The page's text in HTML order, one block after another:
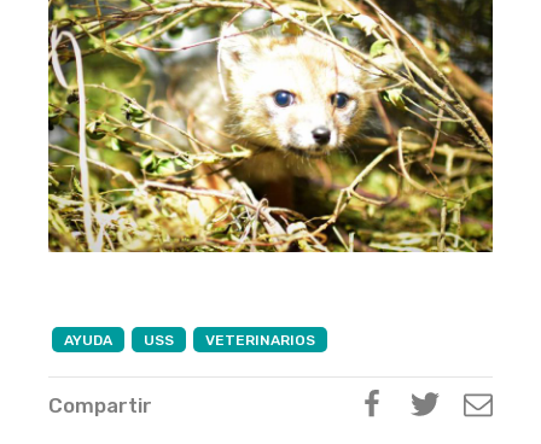
AYUDA USS VETERINARIOS
Compartir